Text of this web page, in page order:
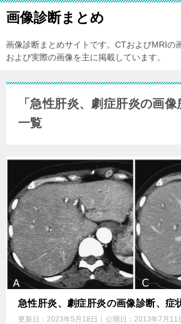
画像診断まとめ
画像診断まとめサイトです。CTおよびMRIの
および実際の画像を主に掲載しています。
「急性肝炎、劇症肝炎の画
一覧
急性肝炎、劇症肝炎の画像診断、症
更新日： 2023年5月18日 公開日： 2013年7月11